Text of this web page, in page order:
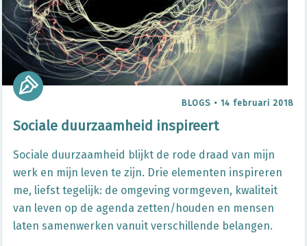
BLOGS • 14 februari 2018
Sociale duurzaamheid inspireert
Sociale duurzaamheid blijkt de rode draad van mijn
werk en mijn leven te zijn. Drie elementen inspireren
me, liefst tegelijk: de omgeving vormgeven, kwaliteit
van leven op de agenda zetten/houden en mensen
laten samenwerken vanuit verschillende belangen.